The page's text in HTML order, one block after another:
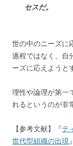
セスだ。
世の中のニーズに
過程ではなく、自
ーズに応えようと
理性や論理が第一
れるというのが非
【参考文献】『テ
世代型組織の出現』